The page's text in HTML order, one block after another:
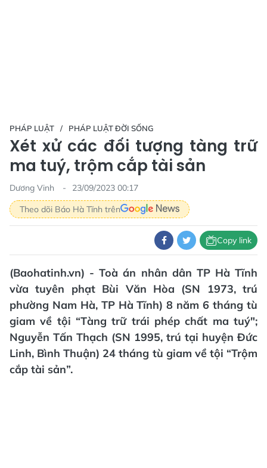
PHÁP LUẬT PHÁP LUẬT ĐỜI SỐNG
Xét xử các đối tượng tàng trữ
ma tuý, trộm cắp tài sản
Dương Vinh
23/09/2023 00:17
Theo dõi Báo Hà Tĩnh trên
Copy link
(Baohatinh.vn) - Toà án nhân dân TP Hà Tĩnh
vừa tuyên phạt Bùi Văn Hòa (SN 1973, trú
phường Nam Hà, TP Hà Tĩnh) 8 năm 6 tháng tù
giam về tội “Tàng trữ trái phép chất ma tuý";
Nguyễn Tấn Thạch (SN 1995, trú tại huyện Đức
Linh, Bình Thuận) 24 tháng tù giam về tội “Trộm
cắp tài sản”.